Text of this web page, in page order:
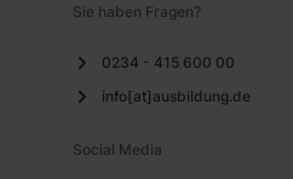
Sie haben Fragen?
0234 - 415 600 00
info[at]ausbildung.de
Social Media